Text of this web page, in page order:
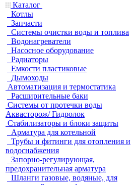
Каталог
Котлы
Запчасти
Системы очистки воды и топлива
Водонагреватели
Насосное оборудование
Радиаторы
Емкости пластиковые
Дымоходы
Автоматизация и термостатика
Расширительные баки
Системы от протечки воды
Аквасторож/ Гидролок
Стабилизаторы и блоки защиты
Арматура для котельной
Трубы и фитинги для отопления и
водоснабжения
Запорно-регулирующая,
предохранительная арматура
Шланги газовые, водяные, для